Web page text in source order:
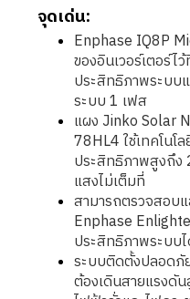
จุดเด่น:
Enphase IQ8P
ของอินเวอร์เตอร์ไ
ประสิทธิภาพระบบ
ระบบ 1 เฟส
แผง Jinko Solar
78HL4 ใช้เทคโนโ
ประสิทธิภาพสูงถึ
แสงไม่เต็มที่
สามารถตรวจสอบ
Enphase
ประสิทธิภาพระบบ
ระบบติดตั้งปลอดภั
ต้องเดินสายแรงดั